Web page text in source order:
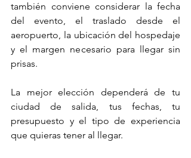
también conviene considerar la fecha
del evento, el traslado desde el
aeropuerto, la ubicación del hospedaje
y el margen necesario para llegar sin
prisas.
La mejor elección dependerá de tu
ciudad de salida, tus fechas, tu
presupuesto y el tipo de experiencia
que quieras tener al llegar.